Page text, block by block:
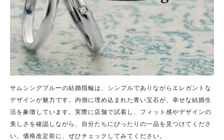
サムシングブルーの結婚指輪は、シンプルでありながらエレガントな
デザインが魅力です。内側に埋め込まれた青い宝石が、幸せな結婚生
活を象徴しています。実際に店舗で試着し、フィット感やデザインの
美しさを確認しながら、自分たちにぴったりの一品を見つけてくださ
い。価格改定前に、ぜひチェックしてみてください。